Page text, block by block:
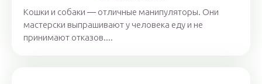
Кошки и собаки ― отличные манипуляторы. Они
мастерски выпрашивают у человека еду и не
принимают отказов....